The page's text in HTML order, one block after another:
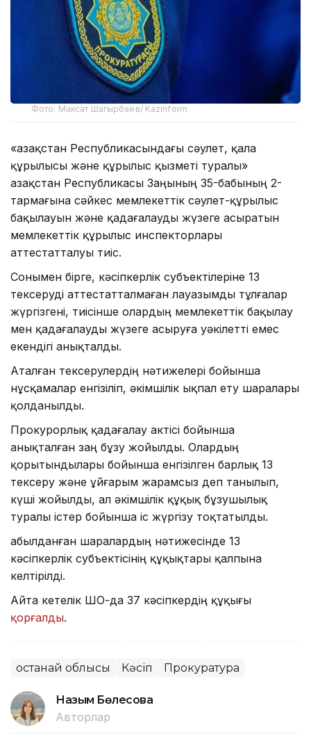
Фото: Максат Шагырбаев/ Kazinform
«Қазақстан Республикасындағы сәулет, қала
құрылысы және құрылыс қызметі туралы»
Қазақстан Республикасы Заңының 35-бабының 2-
тармағына сәйкес мемлекеттік сәулет-құрылыс
бақылауын және қадағалауды жүзеге асыратын
мемлекеттік құрылыс инспекторлары
аттестатталуы тиіс.
Сонымен бірге, кәсіпкерлік субъектілеріне 13
тексеруді аттестатталмаған лауазымды тұлғалар
жүргізгені, тиісінше олардың мемлекеттік бақылау
мен қадағалауды жүзеге асыруға уәкілетті емес
екендігі анықталды.
Аталған тексерулердің нәтижелері бойынша
нұсқамалар енгізіліп, әкімшілік ықпал ету шаралары
қолданылды.
Прокурорлық қадағалау актісі бойынша
анықталған заң бұзу жойылды. Олардың
қорытындылары бойынша енгізілген барлық 13
тексеру және ұйғарым жарамсыз деп танылып,
күші жойылды, ал әкімшілік құқық бұзушылық
туралы істер бойынша іс жүргізу тоқтатылды.
Қабылданған шаралардың нәтижесінде 13
кәсіпкерлік субъектісінің құқықтары қалпына
келтірілді.
Айта кетелік ШҚО-да 37 кәсіпкердің құқығы
қорғалды.
Қостанай облысы Кәсіп Прокуратура
Назым Бөлесова
Авторлар